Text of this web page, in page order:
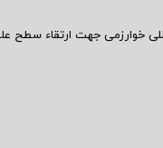
خوارزمی جهت ارتقاء